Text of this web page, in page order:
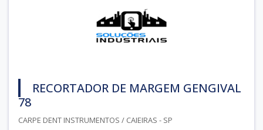
RECORTADOR DE MARGEM GENGIVAL
78
CARPE DENT INSTRUMENTOS / CAIEIRAS - SP